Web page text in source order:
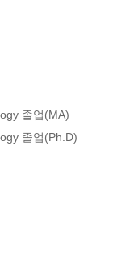
졸업(MA)
졸업(Ph.D)